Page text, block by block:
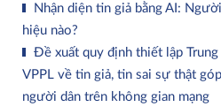
Nhận diện tin giả bằng AI:
hiệu nào?
Đề xuất quy định thiết lập
VPPL về tin giả, tin sai sự thật
người dân trên không gian mạng